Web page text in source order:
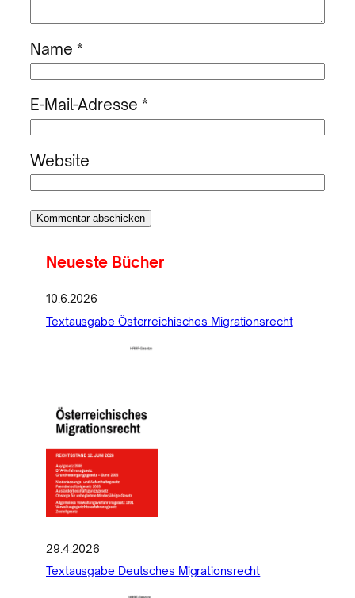
Name *
E-Mail-Adresse *
Website
Neueste Bücher
10.6.2026
Textausgabe Österreichisches Migrationsrecht
29.4.2026
Textausgabe Deutsches Migrationsrecht